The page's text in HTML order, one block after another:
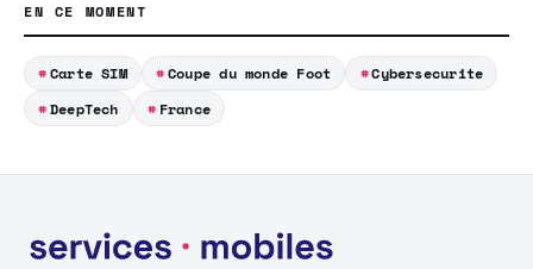
EN CE MOMENT
Carte SIM Coupe du monde Foot
Cybersecurite
DeepTech
France